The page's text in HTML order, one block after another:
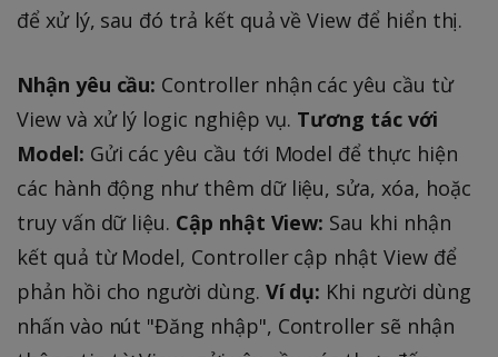
để xử lý, sau đó trả kết quả về View để hiển thị.
Nhận yêu cầu: Controller nhận các yêu cầu từ
View và xử lý logic nghiệp vụ. Tương tác với
Model: Gửi các yêu cầu tới Model để thực hiện
các hành động như thêm dữ liệu, sửa, xóa, hoặc
truy vấn dữ liệu. Cập nhật View: Sau khi nhận
kết quả từ Model, Controller cập nhật View để
phản hồi cho người dùng. Ví dụ: Khi người dùng
nhấn vào nút "Đăng nhập", Controller sẽ nhận